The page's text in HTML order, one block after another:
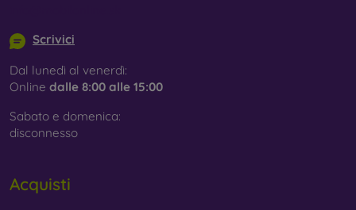
Scrivici
Dal lunedì al venerdì:
Online dalle 8:00 alle 15:00
Sabato e domenica:
disconnesso
Acquisti